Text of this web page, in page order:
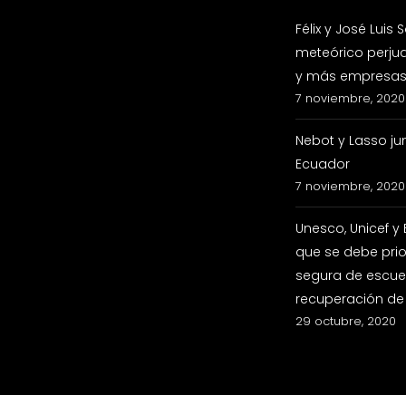
Félix y José Luis
meteórico
y más
7 noviembre, 2020
Nebot y Lasso
Ecuador
7 noviembre, 2020
Unesco, Unicef
que se debe
segura de
recuperación
29 octubre, 2020